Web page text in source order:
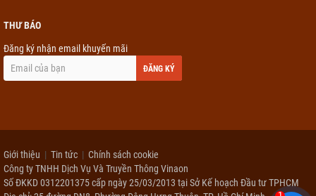
THƯ BÁO
Đăng ký nhận email khuyến mãi
ĐĂNG KÝ
Giới thiệu Tin tức
Chính sách cookie
Công ty TNHH Dịch Vụ Và Truyền Thông Vinaon
Số ĐKKD 0312201375 cấp ngày 25/03/2013 tại Sở Kế hoạch Đầu tư TPHCM